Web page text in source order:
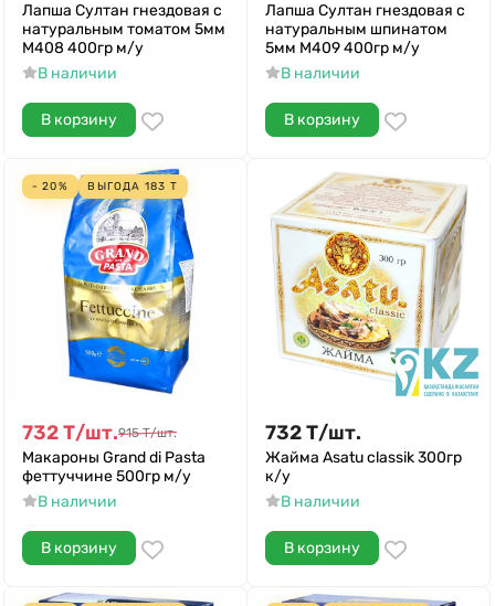
Лапша Султан гнездовая с
натуральным томатом 5мм
М408 400гр м/у
В наличии
В корзину
Лапша Султан гнездовая с
натуральным шпинатом
5мм М409 400гр м/у
В наличии
В корзину
- 20% ВЫГОДА 183 Т
732Т/шт.915 Т/шт.
Макароны Grand di Pasta
феттуччине 500гр м/у
В наличии
В корзину
732Т/шт.
Жайма Asatu classik 300гр
к/у
В наличии
В корзину